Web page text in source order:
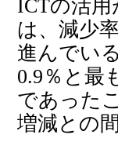
ICTの活
は、減少
進んでい
0.9％と最
であった
増減との